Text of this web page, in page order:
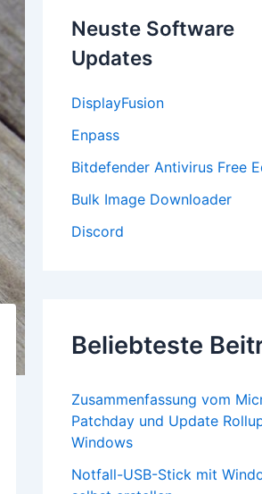
a
h
Neuste Software
Updates
DisplayFusion
Enpass
Bitdefender Antivirus Free
Bulk Image Downloader
Discord
Beliebteste
Zusammenfassung vom
Patchday und Update
Windows
Notfall-USB-Stick mit